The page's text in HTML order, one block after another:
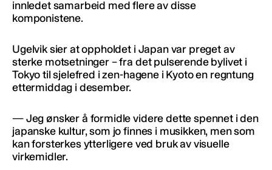
innledet samarbeid med flere av disse
komponistene.
Ugelvik sier at oppholdet i Japan var preget av
sterke motsetninger – fra det pulserende bylivet i
Tokyo til sjelefred i zen-hagene i Kyoto en regntung
ettermiddag i desember.
— Jeg ønsker å formidle videre dette spennet i den
japanske kultur, som jo finnes i musikken, men som
kan forsterkes ytterligere ved bruk av visuelle
virkemidler.